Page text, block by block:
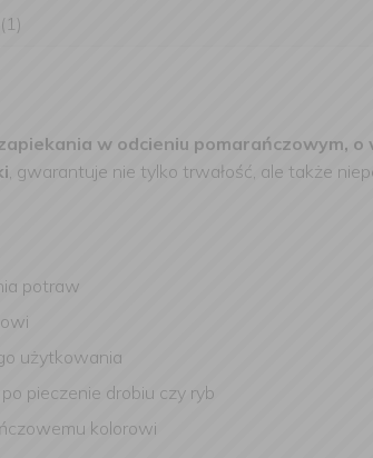
w odcieniu pomarańczowym, o
, gwarantuje nie tylko trwałość, ale także
potraw
użytkowania
pieczenie drobiu czy ryb
kolorowi